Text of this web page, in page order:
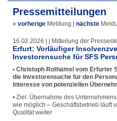
Pressemitteilungen
« vorherige Meldung nächste
16.02.2026 | | Mitteilung der
Erfurt: Vorläufiger
Investorensuche für SFS
• Christoph Rothämel vom Erfurter
die Investorensuche für den
Interesse von potenziellen
• Ziel: Übernahme des
wie möglich – Geschäftsbetrieb läuft
Qualität weiter